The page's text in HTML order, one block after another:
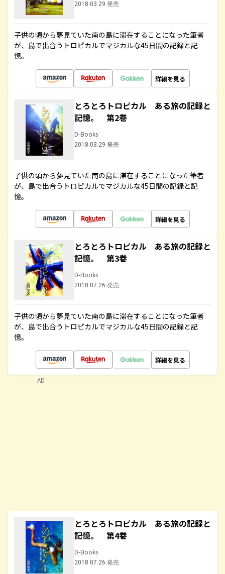
2018.03.29 発売
子供の頃から夢見ていた南の島に滞在することになった筆者
が、島で出合うトロピカルでマジカルな45日間の記録と記
憶。
詳細を見る
とろとろトロピカル ある旅の記録と
記憶。 第2巻
D-Books
2018.03.29 発売
子供の頃から夢見ていた南の島に滞在することになった筆者
が、島で出合うトロピカルでマジカルな45日間の記録と記
憶。
詳細を見る
とろとろトロピカル ある旅の記録と
記憶。 第3巻
D-Books
2018.07.26 発売
子供の頃から夢見ていた南の島に滞在することになった筆者
が、島で出合うトロピカルでマジカルな45日間の記録と記
憶。
詳細を見る
とろとろトロピカル ある旅の記録と
記憶。 第4巻
D-Books
2018.07.26 発売
AD